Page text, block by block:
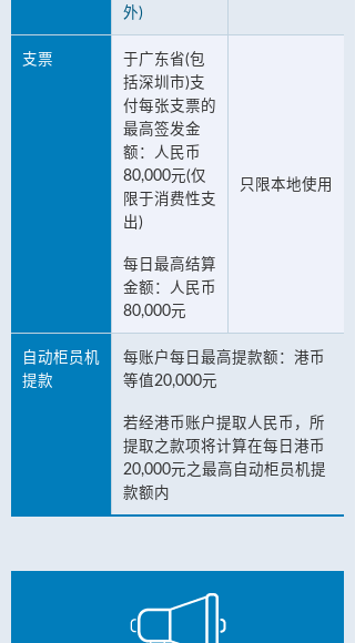
外)
支票
于广东省(包
括深圳市)支
付每张支票的
最高签发金
额：人民币
80,000元(仅
限于消费性支
出)
每日最高结算
金额：人民币
80,000元
只限本地使用
自动柜员机
提款
每账户每日最高提款额：港币
等值20,000元
若经港币账户提取人民币，所
提取之款项将计算在每日港币
20,000元之最高自动柜员机提
款额内